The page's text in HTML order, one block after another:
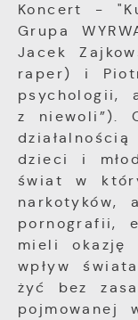
Koncert -
Grupa
Jacek
raper) i
psychologii,
z niewoli”).
dzieci i
świat w
narkotyków,
pornografii,
mieli okazję
wpływ
żyć bez
pojmowanej